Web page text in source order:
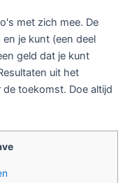
met zich mee. De
je kunt (een deel
geld dat je kunt
uit het
toekomst. Doe altijd